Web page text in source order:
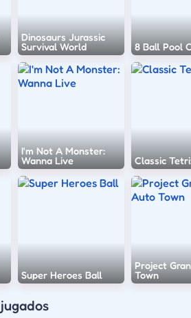
Dinosaurs Jurassic
Survival World
8 Ball Pool
I'm Not A Monster:
Wanna Live
Classic
Super Heroes Ball
Project
Town